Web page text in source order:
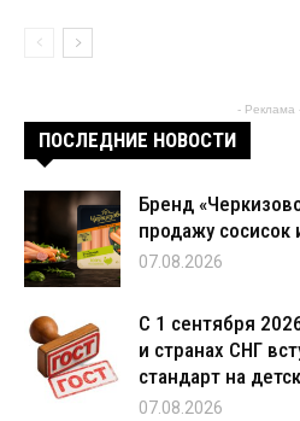
- Реклама
ПОСЛЕДНИЕ НОВОСТИ
Бренд
продажу сосисок
07.08.2026
С 1 сентября
и странах СНГ
стандарт на
07.08.2026